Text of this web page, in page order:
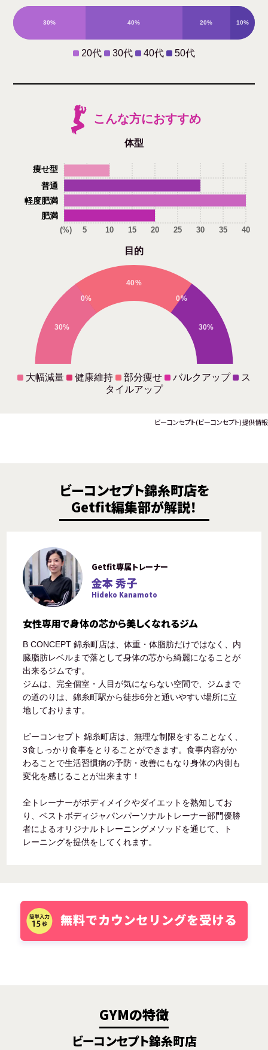
0%
30% 40% 20% 10%
20代 30代 40代 50代
こんな方におすすめ
体型
肥満
軽度肥満
普通
痩せ型
(%) 5 10 15 20 25 30 35 40
目的
30%
0%
40%
0%
30%
大幅減量 健康維持 部分痩せ バルクアップ
ス
タイルアップ
ビーコンセプト(ビーコンセプト)提供情報
ビーコンセプト錦糸町店を
Getfit編集部が解説！
Getfit専属トレーナー
金本 秀子
Hideko Kanamoto
女性専用で身体の芯から美しくなれるジム
B CONCEPT 錦糸町店は、体重・体脂肪だけではなく、内
臓脂肪レベルまで落として身体の芯から綺麗になることが
出来るジムです。
ジムは、完全個室・人目が気にならない空間で、ジムまで
の道のりは、錦糸町駅から徒歩6分と通いやすい場所に立
地しております。
ビーコンセプト 錦糸町店は、無理な制限をすることなく、
3食しっかり食事をとりることができます。食事内容がか
わることで生活習慣病の予防・改善にもなり身体の内側も
変化を感じることが出来ます！
全トレーナーがボディメイクやダイエットを熟知してお
り、ベストボディジャパンパーソナルトレーナー部門優勝
者によるオリジナルトレーニングメソッドを通じて、ト
レーニングを提供をしてくれます。
GYMの特徴
ビーコンセプト錦糸町店